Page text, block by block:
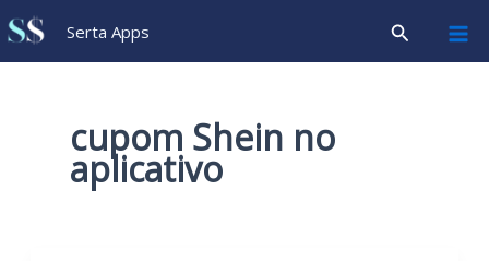
Ir
para
Serta Apps Pesquisar
cupom Shein no
aplicativo